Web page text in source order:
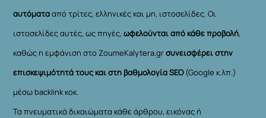
αυτόματααπό τρίτες, ελληνικές και μη, ιστοσελίδες. Οι
ιστοσελίδες αυτές, ως πηγές,ωφελούνται από κάθε προβολή,
καθώς η εμφάνιση στο ZoumeKalytera.grσυνεισφέρει στην
επισκεψιμότητά τους και στη βαθμολογία SEO(Google κ.λπ.)
μέσω backlink κοκ.
Τα πνευματικά δικαιώματα κάθε άρθρου, εικόνας ή